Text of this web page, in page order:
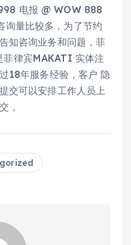
电报 @ WOW 888
量比较多，为了节约
知咨询业务和问题，菲
律宾MAKATI 实体注
18年服务经验，客户 隐
交可以安排工作人员上
。